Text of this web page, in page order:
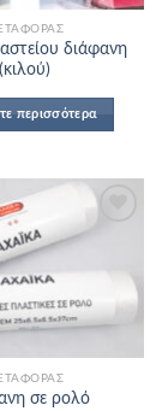
διάφανη
(κιλού)
περισσότερα
Wishlist
σε ρολό